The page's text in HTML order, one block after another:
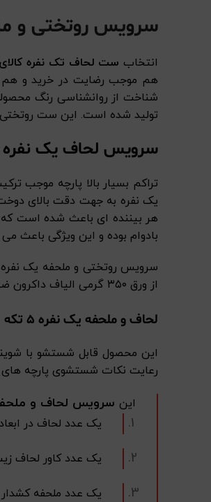
سرویس روتختی و
انتخاب ست لحاف تک نفره
هم موجب رضایت در خرید و هم
شناخت از روانشناسی رنگ
تولید شده است. این ست روتختی
سرویس لحاف یک نفره
تراکم بسیار بالا پارچه موجب
یک نفره به جهت دقت بالای
هر بیننده ای باعث شده است که
بادوام بوده و این ویژگی باعث
از ورق ۳۵۰ گرمی الیاف داکرون ضد حساسیت با کیفیت تهیه شده و بسیار نرم و انعطاف پذیر می باشد.
لحاف و ملحفه یک نفره 5 تکه
رعایت نکات شستشوی پارچه های
این سرویس لحاف و
یک عدد لحاف در ابعاد 160×220 سانتی متر
یک عدد کاور لحاف زیپ دار در
یک عدد ملحفه کشدار تشک در ابعاد 90×200